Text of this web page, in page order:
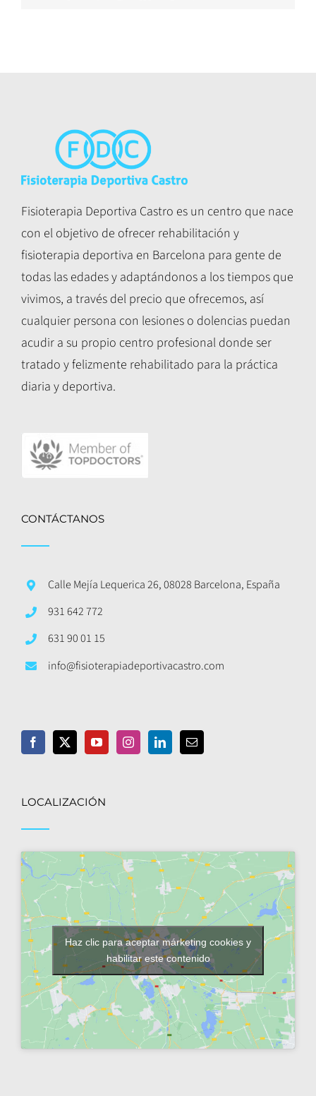
Fisioterapia Deportiva Castro es un centro que nace
con el objetivo de ofrecer rehabilitación y
fisioterapia deportiva en Barcelona para gente de
todas las edades y adaptándonos a los tiempos que
vivimos, a través del precio que ofrecemos, así
cualquier persona con lesiones o dolencias puedan
acudir a su propio centro profesional donde ser
tratado y felizmente rehabilitado para la práctica
diaria y deportiva.
CONTÁCTANOS
Calle Mejía Lequerica 26, 08028 Barcelona, España
931 642 772
631 90 01 15
info@fisioterapiadeportivacastro.com
LOCALIZACIÓN
Haz clic para aceptar márketing cookies y
habilitar este contenido